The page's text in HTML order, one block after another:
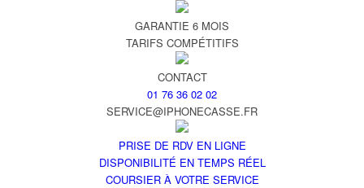
GARANTIE 6 MOIS
TARIFS COMPÉTITIFS
CONTACT
01 76 36 02 02
SERVICE@IPHONECASSE.FR
PRISE DE RDV EN LIGNE
DISPONIBILITÉ EN TEMPS RÉEL
COURSIER À VOTRE SERVICE